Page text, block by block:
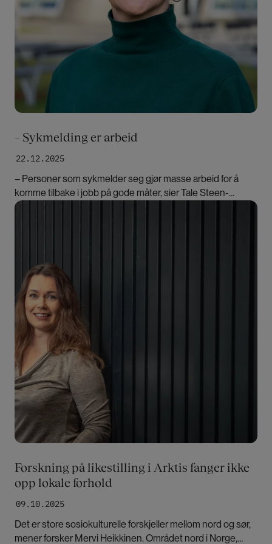
22.12.2025
– Sykmelding er arbeid
– Personer som sykmelder seg gjør masse arbeid for å
komme tilbake i jobb på gode måter, sier Tale Steen-
Johnsen. Hun har intervjuet kvinnelige førsteamanuenser
09.10.2025
Forskning på likestilling i Arktis fanger ikke
opp lokale forhold
Det er store sosiokulturelle forskjeller mellom nord og sør,
mener forsker Mervi Heikkinen. Området nord i Norge,
Bilde